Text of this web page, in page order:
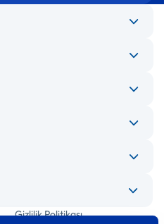
Gizlilik Politikası